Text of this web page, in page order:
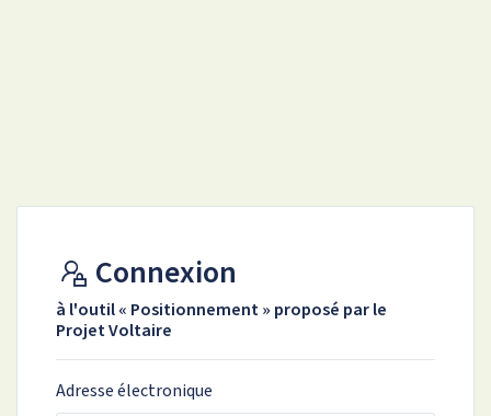
Connexion
à l'outil « Positionnement » proposé par le
Projet Voltaire
Adresse électronique